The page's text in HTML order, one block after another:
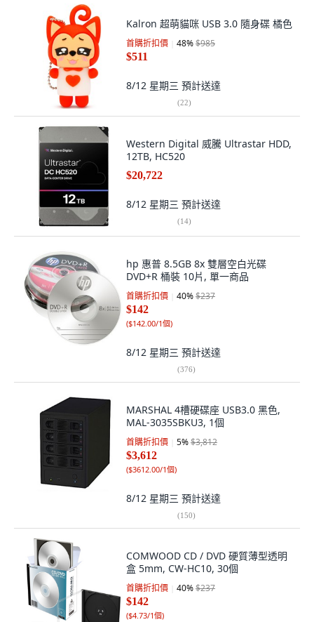
Kalron 超萌貓咪 USB 3.0 隨身碟 橘色
首購折扣價 48%$985
$511
8/12 星期三 預計送達
(22)
Western Digital 威騰 Ultrastar HDD,
12TB, HC520
$20,722
8/12 星期三 預計送達
(14)
hp 惠普 8.5GB 8x 雙層空白光碟
DVD+R 桶裝 10片, 單一商品
首購折扣價 40%$237
$142
($142.00/1個)
8/12 星期三 預計送達
(376)
MARSHAL 4槽硬碟座 USB3.0 黑色,
MAL-3035SBKU3, 1個
首購折扣價 5%$3,812
$3,612
($3612.00/1個)
8/12 星期三 預計送達
(150)
COMWOOD CD / DVD 硬質薄型透明
盒 5mm, CW-HC10, 30個
首購折扣價 40%$237
$142
($4.73/1個)